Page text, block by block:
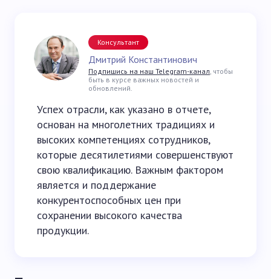
Консультант
Дмитрий Константинович
Подпишись на наш Telegram-канал , чтобы
быть в курсе важных новостей и
обновлений.
Успех отрасли, как указано в отчете,
основан на многолетних традициях и
высоких компетенциях сотрудников,
которые десятилетиями совершенствуют
свою квалификацию. Важным фактором
является и поддержание
конкурентоспособных цен при
сохранении высокого качества
продукции.